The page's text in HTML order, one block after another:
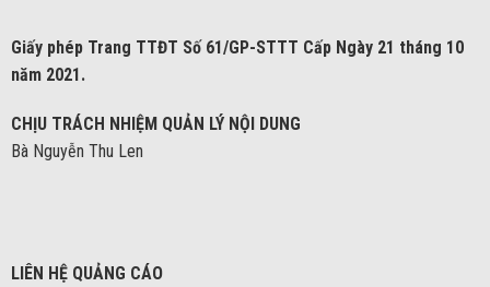
Giấy phép Trang TTĐT Số 61/GP-STTT Cấp Ngày 21 tháng 10
năm 2021.
CHỊU TRÁCH NHIỆM QUẢN LÝ NỘI DUNG
Bà Nguyễn Thu Len
LIÊN HỆ QUẢNG CÁO